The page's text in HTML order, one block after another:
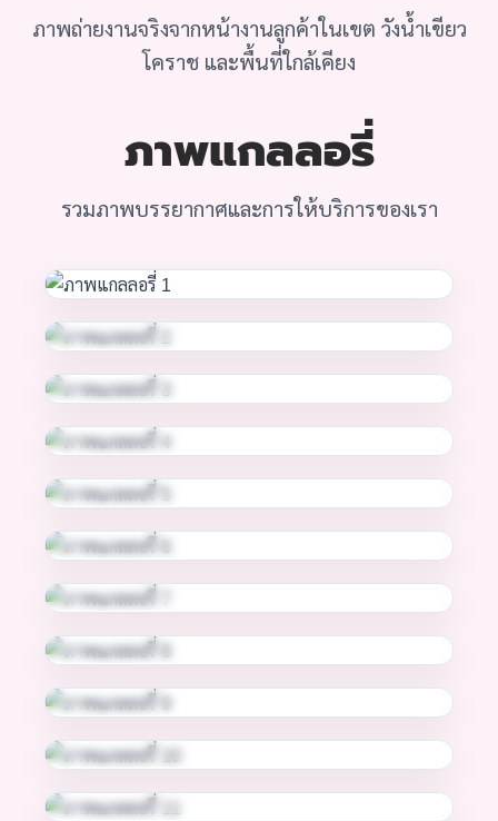
ภาพถ่ายงานจริงจากหน้างานลูกค้าในเขต วังน้ำเขียว
โคราช และพื้นที่ใกล้เคียง
ภาพแกลลอรี่
รวมภาพบรรยากาศและการให้บริการของเรา